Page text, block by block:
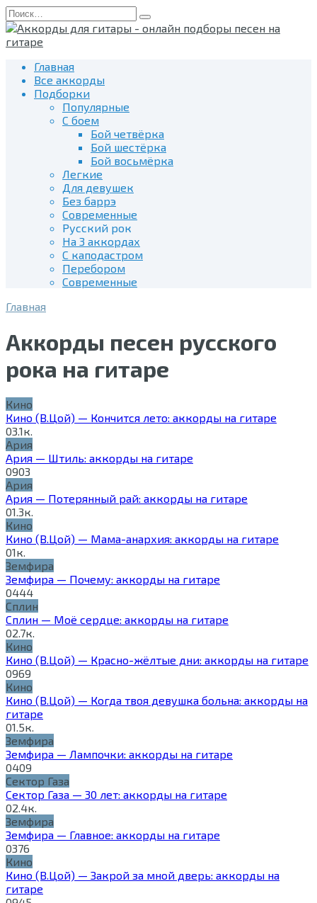
Перейти
к
содержанию
Search
for:
Главная
Все аккорды
Подборки
Популярные
С боем
Бой четвёрка
Бой шестёрка
Бой восьмёрка
Легкие
Для девушек
Без баррэ
Современные
Русский рок
На 3 аккордах
С каподастром
Перебором
Современные
Главная
Аккорды песен русского
рока на гитаре
Кино
Кино (В.Цой) — Кончится лето: аккорды на гитаре
03.1к.
Ария
Ария — Штиль: аккорды на гитаре
0903
Ария
Ария — Потерянный рай: аккорды на гитаре
01.3к.
Кино
Кино (В.Цой) — Мама-анархия: аккорды на гитаре
01к.
Земфира
Земфира — Почему: аккорды на гитаре
0444
Сплин
Сплин — Моё сердце: аккорды на гитаре
02.7к.
Кино
Кино (В.Цой) — Красно-жёлтые дни: аккорды на гитаре
0969
Кино
Кино (В.Цой) — Когда твоя девушка больна: аккорды на
гитаре
01.5к.
Земфира
Земфира — Лампочки: аккорды на гитаре
0409
Сектор Газа
Сектор Газа — 30 лет: аккорды на гитаре
02.4к.
Земфира
Земфира — Главное: аккорды на гитаре
0376
Кино
Кино (В.Цой) — Закрой за мной дверь: аккорды на
гитаре